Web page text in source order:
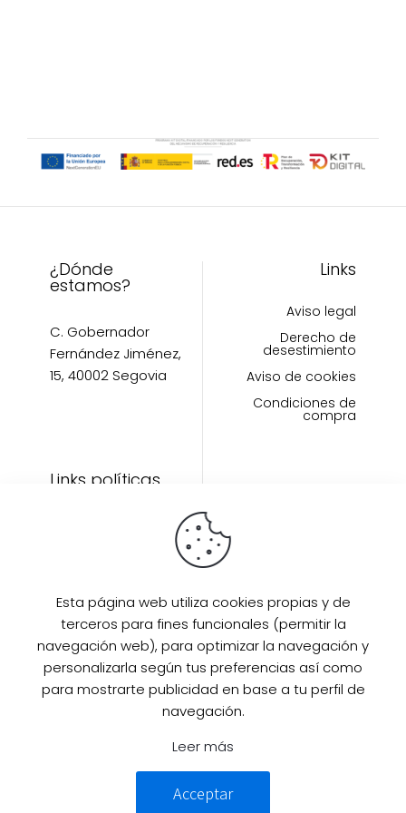
producto
elegir
en
página
¿Dónde
estamos?
C. Gobernador
Fernández Jiménez,
15, 40002 Segovia
Links
Aviso legal
Derecho de
desestimiento
Aviso de cookies
Condiciones de
compra
Links políticas
Inicio
Artículos
Eventos
SUPER PROMO
Sobre mi
Contacto
© 2025 Desarrollado porGuille
Campillo
Esta página web utiliza cookies propias y de
terceros para fines funcionales (permitir la
navegación web), para optimizar la navegación y
personalizarla según tus preferencias así como
para mostrarte publicidad en base a tu perfil de
navegación.
Leer más
Acceptar